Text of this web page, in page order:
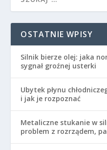
OSTATNIE WPISY
Silnik bierze olej: jaka
sygnał groźnej usterki
Ubytek płynu
i jak je rozpoznać
Metaliczne stukanie w
problem z rozrządem,